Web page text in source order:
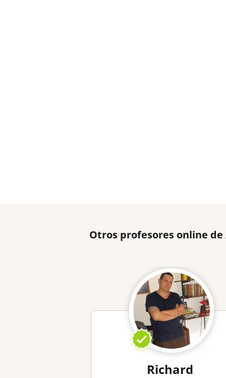
Otros profesores online
Richard